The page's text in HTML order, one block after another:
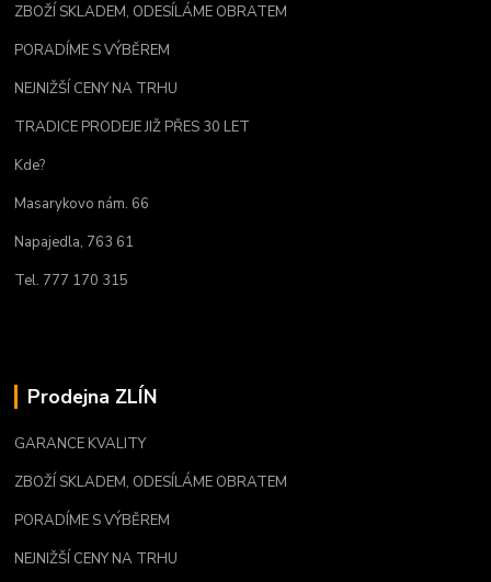
ZBOŽÍ SKLADEM, ODESÍLÁME OBRATEM
PORADÍME S VÝBĚREM
NEJNIŽŠÍ CENY NA TRHU
TRADICE PRODEJE JIŽ PŘES 30 LET
Kde?
Masarykovo nám. 66
Napajedla, 763 61
Tel. 777 170 315
Prodejna ZLÍN
GARANCE KVALITY
ZBOŽÍ SKLADEM, ODESÍLÁME OBRATEM
PORADÍME S VÝBĚREM
NEJNIŽŠÍ CENY NA TRHU